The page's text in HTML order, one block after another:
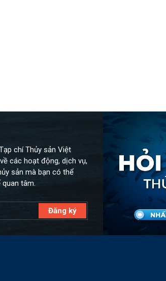
chí Thủy sản Việt
các hoạt động, dịch vụ,
sản mà bạn có thể
tâm.